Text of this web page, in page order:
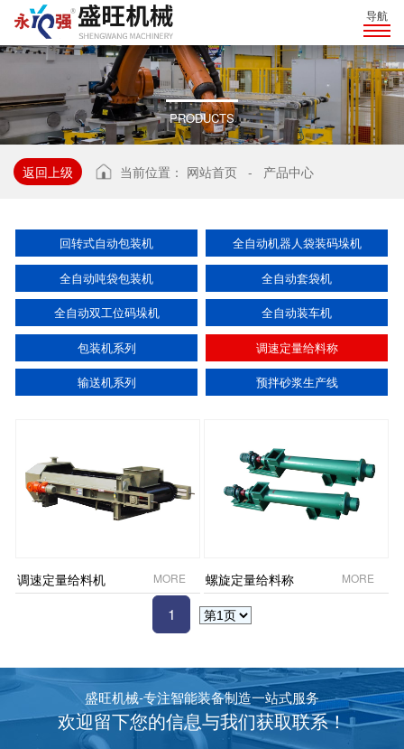
导航
PRODUCTS
返回上级 当前位置： 网站首页 - 产品中心
回转式自动包装机 全自动机器人袋装码垛机
全自动吨袋包装机 全自动套袋机
全自动双工位码垛机 全自动装车机
包装机系列 调速定量给料称
输送机系列 预拌砂浆生产线
调速定量给料机 MORE 螺旋定量给料称 MORE
1
盛旺机械-专注智能装备制造一站式服务
欢迎留下您的信息与我们获取联系！